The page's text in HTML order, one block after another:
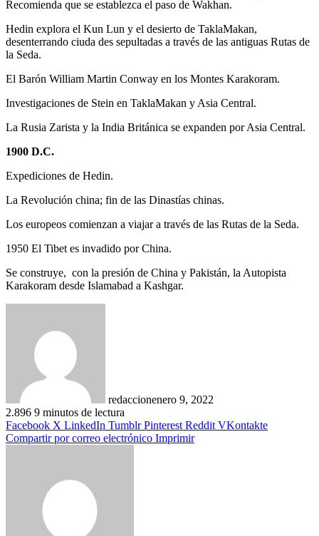
Recomienda que se establezca el paso de Wakhan.
Hedin explora el Kun Lun y el desierto de TaklaMakan,
desenterrando ciuda des sepultadas a través de las antiguas Rutas de
la Seda.
El Barón William Martin Conway en los Montes Karakoram.
Investigaciones de Stein en TaklaMakan y Asia Central.
La Rusia Zarista y la India Británica se expanden por Asia Central.
1900 D.C.
Expediciones de Hedin.
La Revolución china; fin de las Dinastías chinas.
Los europeos comienzan a viajar a través de las Rutas de la Seda.
1950 El Tibet es invadido por China.
Se construye, con la presión de China y Pakistán, la Autopista
Karakoram desde Islamabad a Kashgar.
redaccionenero 9, 2022
2.896 9 minutos de lectura
Facebook X LinkedIn Tumblr Pinterest Reddit VKontakte
Compartir por correo electrónico Imprimir